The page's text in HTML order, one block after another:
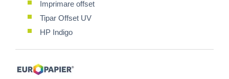
Imprimare offset
Tipar Offset UV
HP Indigo